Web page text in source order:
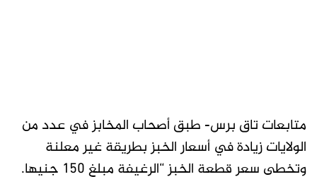
متابعات تاق برس- طبق أصحاب المخابز في عدد من
الولايات زيادة في أسعار الخبز بطريقة غير معلنة
وتخطى سعر قطعة الخبز “الرغيفة مبلغ 150 جنيها.